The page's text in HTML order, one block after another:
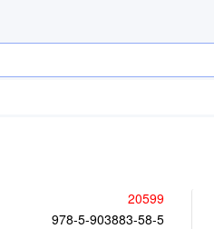
20599
978-5-903883-58-5